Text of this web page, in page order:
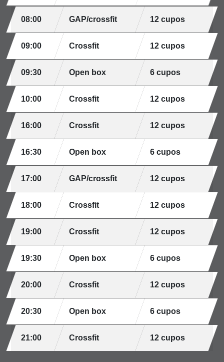
08:00 GAP/crossfit 12 cupos
09:00 Crossfit 12 cupos
09:30 Open box 6 cupos
10:00 Crossfit 12 cupos
16:00 Crossfit 12 cupos
16:30 Open box 6 cupos
17:00 GAP/crossfit 12 cupos
18:00 Crossfit 12 cupos
19:00 Crossfit 12 cupos
19:30 Open box 6 cupos
20:00 Crossfit 12 cupos
20:30 Open box 6 cupos
21:00 Crossfit 12 cupos